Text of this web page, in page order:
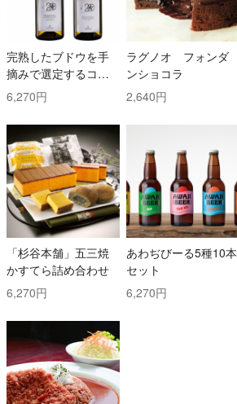
完熟したブドウを手
摘みで選定するコス
トと時間を掛けた白
ワイン2本セット！ ト
ッリ社/トレッビアー
ノ・ダブルッツォ 42
0 & コッリ・アプルテ
ィーニ 420 ぺコリー
ノ
6,270円
ラグノオ フォンダ
ンショコラ
2,640円
「杉谷本舗」五三焼
かすてら詰め合わせ
6,270円
あわぢびーる5種10本
セット
6,270円